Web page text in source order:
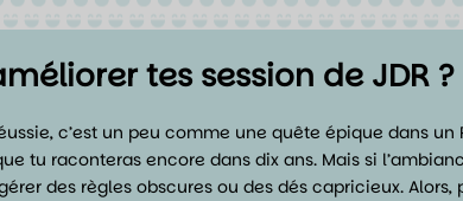
tes session de JDR ?
c’est un peu comme une quête épique dans un
tu raconteras encore dans dix ans. Mais si
des règles obscures ou des dés capricieux.